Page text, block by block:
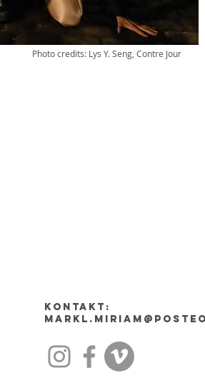
Photo credits: Lys Y. Seng, Contre Jour
Kontakt: